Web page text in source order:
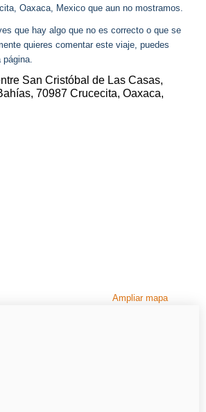
Oaxaca, Mexico que aun no mostramos.
que hay algo que no es correcto o que se
quieres comentar este viaje, puedes
San Cristóbal de Las Casas,
70987 Crucecita, Oaxaca,
Ampliar mapa